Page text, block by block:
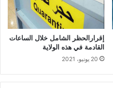
إقرارالحظر الشامل خلال الساعات
القادمة في هذه الولاية
20 يونيو، 2021